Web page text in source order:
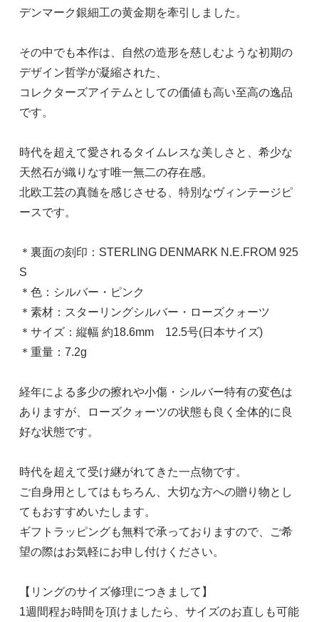
デンマーク銀細工の黄金期を牽引しました。
その中でも本作は、自然の造形を慈しむような初期の
デザイン哲学が凝縮された、
コレクターズアイテムとしての価値も高い至高の逸品
です。
時代を超えて愛されるタイムレスな美しさと、希少な
天然石が織りなす唯一無二の存在感。
北欧工芸の真髄を感じさせる、特別なヴィンテージピ
ースです。
＊裏面の刻印：STERLING DENMARK N.E.FROM 925
S
＊色：シルバー・ピンク
＊素材：スターリングシルバー・ローズクォーツ
＊サイズ：縦幅 約18.6mm 12.5号(日本サイズ)
＊重量：7.2g
経年による多少の擦れや小傷・シルバー特有の変色は
ありますが、ローズクォーツの状態も良く全体的に良
好な状態です。
時代を超えて受け継がれてきた一点物です。
ご自身用としてはもちろん、大切な方への贈り物とし
てもおすすめいたします。
ギフトラッピングも無料で承っておりますので、ご希
望の際はお気軽にお申し付けください。
【リングのサイズ修理につきまして】
1週間程お時間を頂けましたら、サイズのお直しも可能